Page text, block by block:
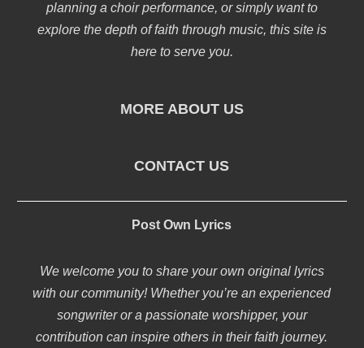
planning a choir performance, or simply want to
explore the depth of faith through music, this site is
here to serve you.
MORE ABOUT US
CONTACT US
Post Own Lyrics
We welcome you to share your own original lyrics
with our community! Whether you’re an experienced
songwriter or a passionate worshipper, your
contribution can inspire others in their faith journey.